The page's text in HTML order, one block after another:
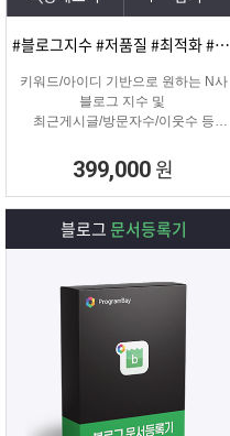
#블로그지수 #저품질 #최적화 #블로그품질확인
키워드/아이디 기반으로 원하는 N사
블로그 지수 및
최근게시글/방문자수/이웃수 등
램
399,000 원
블로그문서등록기